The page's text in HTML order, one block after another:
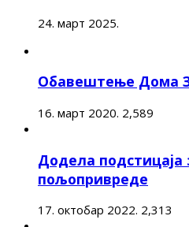
24. март 2025.
Обавештење Дома
16. март 2020. 2,589
Додела подстицаја
пољопривреде
17. октобар 2022. 2,313